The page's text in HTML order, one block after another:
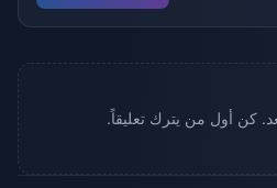
كن أول من يترك تعليقاً.